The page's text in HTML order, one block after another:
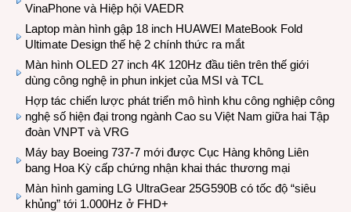
VinaPhone và Hiệp hội VAEDR
Laptop màn hình gập 18 inch HUAWEI MateBook Fold
Ultimate Design thế hệ 2 chính thức ra mắt
Màn hình OLED 27 inch 4K 120Hz đầu tiên trên thế giới
dùng công nghệ in phun inkjet của MSI và TCL
Hợp tác chiến lược phát triển mô hình khu công nghiệp công
nghệ số hiện đại trong ngành Cao su Việt Nam giữa hai Tập
đoàn VNPT và VRG
Máy bay Boeing 737-7 mới được Cục Hàng không Liên
bang Hoa Kỳ cấp chứng nhận khai thác thương mại
Màn hình gaming LG UltraGear 25G590B có tốc độ “siêu
khủng” tới 1.000Hz ở FHD+